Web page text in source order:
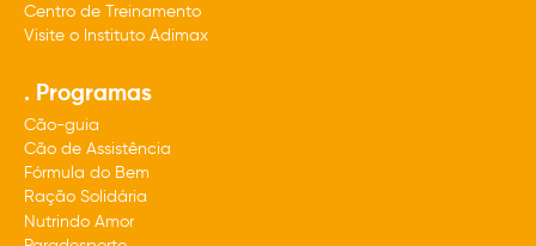
Centro de Treinamento
Visite o Instituto Adimax
. Programas
Cão-guia
Cão de Assistência
Fórmula do Bem
Ração Solidária
Nutrindo Amor